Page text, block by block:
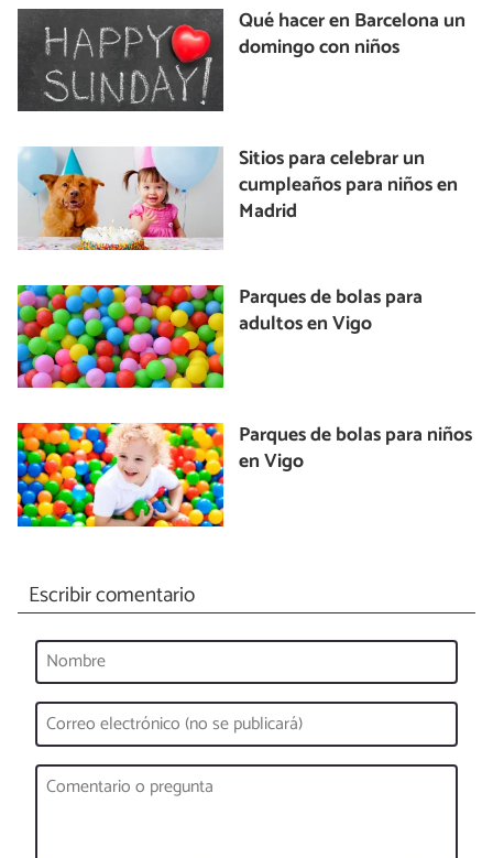
Qué hacer en Barcelona un
domingo con niños
Sitios para celebrar un
cumpleaños para niños en
Madrid
Parques de bolas para
adultos en Vigo
Parques de bolas para niños
en Vigo
Escribir comentario